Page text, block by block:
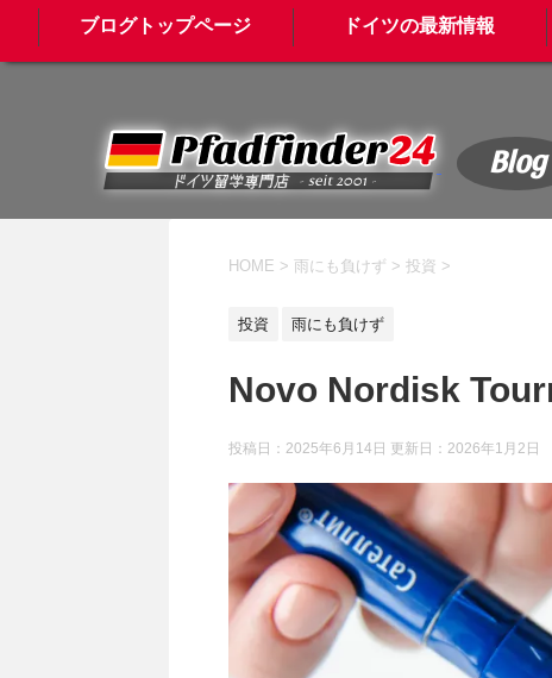
ブログトップページ ドイツの最新情報
Blog
HOME > 雨にも負けず > 投資 >
投資 雨にも負けず
Novo Nordisk
投稿日：2025年6月14日 更新日： 2026年1月2日